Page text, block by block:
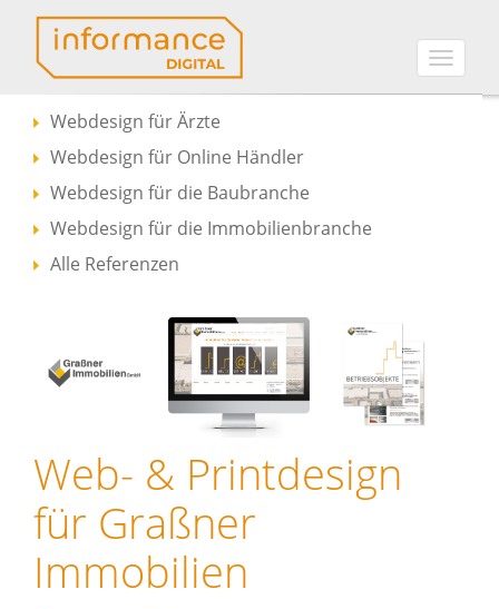
Toggle
Webdesign für Ärzte
Webdesign für Online Händler
Webdesign für die Baubranche
Webdesign für die Immobilienbranche
Alle Referenzen
Web- & Printdesign
für Graßner
Immobilien